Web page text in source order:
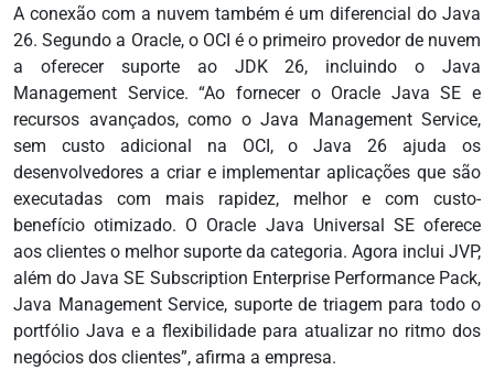
A conexão com a nuvem também é um diferencial do Java
26. Segundo a Oracle, o OCI é o primeiro provedor de nuvem
a oferecer suporte ao JDK 26, incluindo o Java
Management Service. “Ao fornecer o Oracle Java SE e
recursos avançados, como o Java Management Service,
sem custo adicional na OCI, o Java 26 ajuda os
desenvolvedores a criar e implementar aplicações que são
executadas com mais rapidez, melhor e com custo-
benefício otimizado. O Oracle Java Universal SE oferece
aos clientes o melhor suporte da categoria. Agora inclui JVP,
além do Java SE Subscription Enterprise Performance Pack,
Java Management Service, suporte de triagem para todo o
portfólio Java e a flexibilidade para atualizar no ritmo dos
negócios dos clientes”, afirma a empresa.